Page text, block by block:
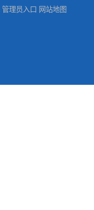
管理员入口 网站地图